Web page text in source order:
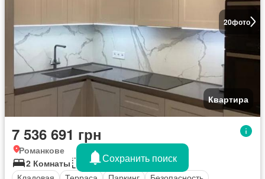
20фото
Квартира
7 536 691 грн
Романкове
2 Комнаты
70 кв.мСохранить поиск